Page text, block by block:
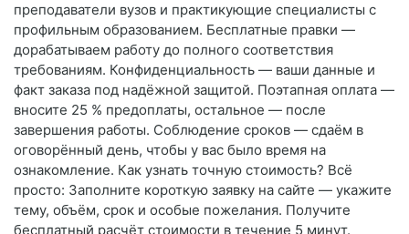
преподаватели вузов и практикующие специалисты с
профильным образованием. Бесплатные правки —
дорабатываем работу до полного соответствия
требованиям. Конфиденциальность — ваши данные и
факт заказа под надёжной защитой. Поэтапная оплата —
вносите 25 % предоплаты, остальное — после
завершения работы. Соблюдение сроков — сдаём в
оговорённый день, чтобы у вас было время на
ознакомление. Как узнать точную стоимость? Всё
просто: Заполните короткую заявку на сайте — укажите
тему, объём, срок и особые пожелания. Получите
бесплатный расчёт стоимости в течение 5 минут.